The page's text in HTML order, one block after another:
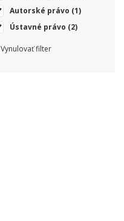
Autorské právo (1)
Ústavné právo (2)
Vynulovať filter